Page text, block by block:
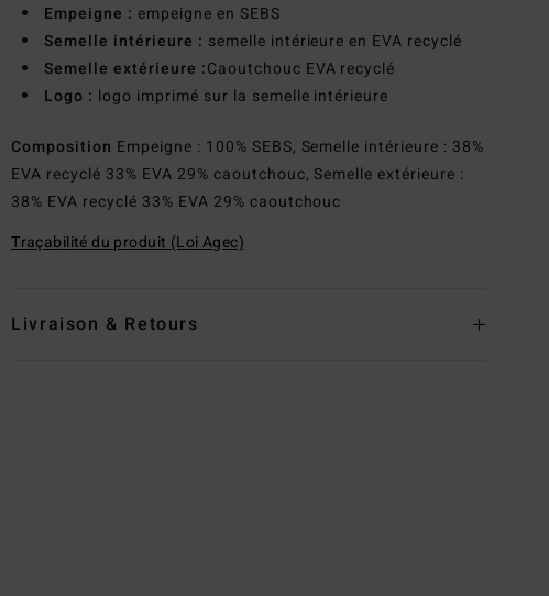
Empeigne : empeigne en SEBS
Semelle intérieure : semelle intérieure en EVA recyclé
Semelle extérieure :Caoutchouc EVA recyclé
Logo : logo imprimé sur la semelle intérieure
Composition Empeigne : 100% SEBS, Semelle intérieure : 38%
EVA recyclé 33% EVA 29% caoutchouc, Semelle extérieure :
38% EVA recyclé 33% EVA 29% caoutchouc
Traçabilité du produit (Loi Agec)
Livraison & Retours